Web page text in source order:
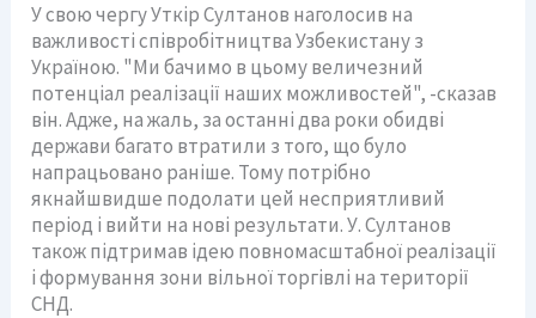
У свою чергу Уткір Султанов наголосив на
важливості співробітництва Узбекистану з
Україною. "Ми бачимо в цьому величезний
потенціал реалізації наших можливостей", -сказав
він. Адже, на жаль, за останні два роки обидві
держави багато втратили з того, що було
напрацьовано раніше. Тому потрібно
якнайшвидше подолати цей несприятливий
період і вийти на нові результати. У. Султанов
також підтримав ідею повномасштабної реалізації
і формування зони вільної торгівлі на території
СНД.